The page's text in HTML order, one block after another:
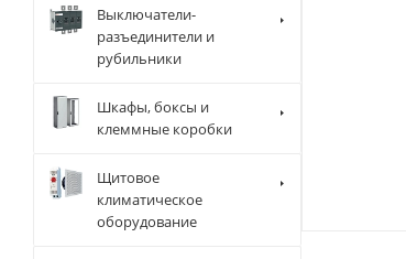
Выключатели-
разъединители и
рубильники
Шкафы, боксы и
клеммные коробки
Щитовое
климатическое
оборудование